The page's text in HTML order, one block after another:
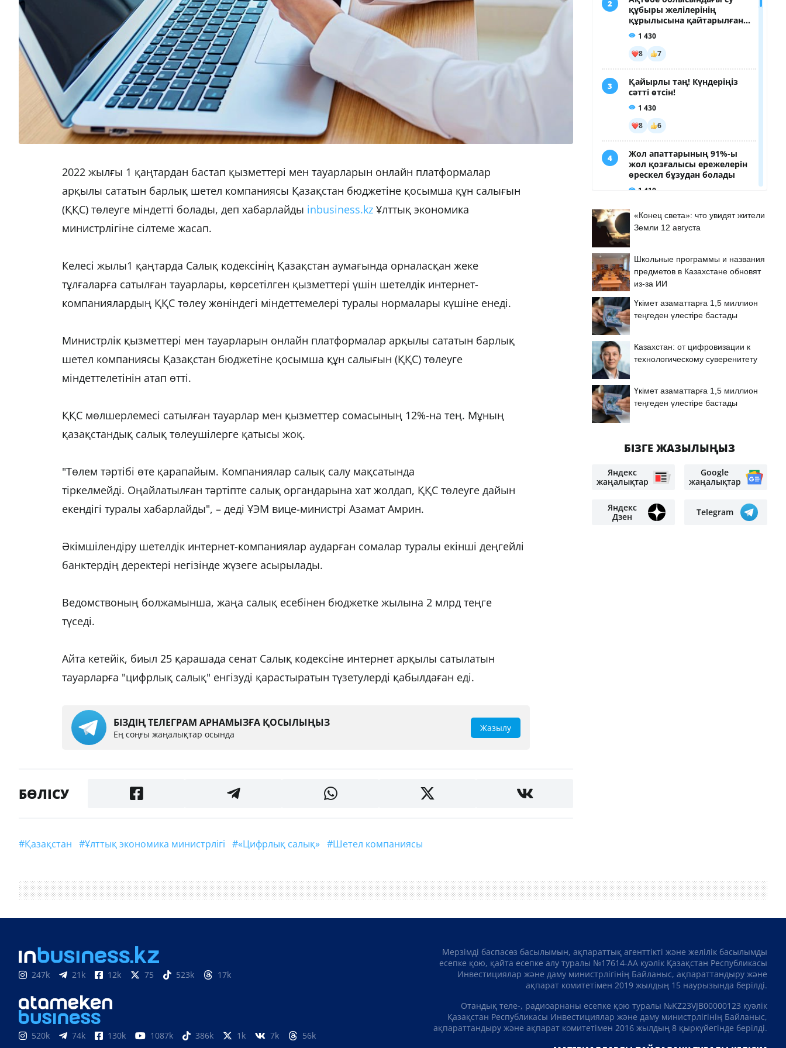
2022 жылғы 1 қаңтардан бастап қызметтері мен тауарларын онлайн платформалар
арқылы сататын барлық шетел компаниясы Қазақстан бюджетіне қосымша құн салығын
(ҚҚС) төлеуге міндетті болады, деп хабарлайды inbusiness.kz Ұлттық экономика
министрлігіне сілтеме жасап.
Келесі жылы1 қаңтарда Салық кодексінің Қазақстан аумағында орналасқан жеке
тұлғаларға сатылған тауарлары, көрсетілген қызметтері үшін шетелдік интернет-
компаниялардың ҚҚС төлеу жөніндегі міндеттемелері туралы нормалары күшіне енеді.
Министрлік қызметтері мен тауарларын онлайн платформалар арқылы сататын барлық
шетел компаниясы Қазақстан бюджетіне қосымша құн салығын (ҚҚС) төлеуге
міндеттелетінін атап өтті.
ҚҚС мөлшерлемесі сатылған тауарлар мен қызметтер сомасының 12%-на тең. Мұның
қазақстандық салық төлеушілерге қатысы жоқ.
"Төлем тәртібі өте қарапайым. Компаниялар салық салу мақсатында
тіркелмейді. Оңайлатылған тәртіпте салық органдарына хат жолдап, ҚҚС төлеуге дайын
екендігі туралы хабарлайды", – деді ҰЭМ вице-министрі Азамат Амрин.
Әкімшілендіру шетелдік интернет-компаниялар аударған сомалар туралы екінші деңгейлі
банктердің деректері негізінде жүзеге асырылады.
Ведомствоның болжамынша, жаңа салық есебінен бюджетке жылына 2 млрд теңге
түседі.
Айта кетейік, биыл 25 қарашада сенат Салық кодексіне интернет арқылы сатылатын
тауарларға "цифрлық салық" енгізуді қарастыратын түзетулерді қабылдаған еді.
БІЗДІҢ ТЕЛЕГРАМ АРНАМЫЗҒА ҚОСЫЛЫҢЫЗ
Ең соңғы жаңалықтар осында
Жазылу
БӨЛІСУ
#Қазақстан #ұлттық экономика министрлігі #«цифрлық салық» #шетел компаниясы
«Конец света»: что увидят жители
Земли 12 августа
Школьные программы и названия
предметов в Казахстане обновят
из-за ИИ
Үкімет азаматтарға 1,5 миллион
теңгеден үлестіре бастады
Казахстан: от цифровизации к
технологическому суверенитету
Үкімет азаматтарға 1,5 миллион
теңгеден үлестіре бастады
БІЗГЕ ЖАЗЫЛЫҢЫЗ
Яндекс
жаңалықтар
Google
жаңалықтар
Яндекс
Дзен
Telegram
247k 21k 12k 75 523k 17k
520k 74k 130k 1087k 386k 1k 7k 56k
Мерзімді баспасөз басылымын, ақпараттық агенттікті және желілік басылымды
есепке қою, қайта есепке алу туралы №17614-АА куәлік Қазақстан Республикасы
Инвестициялар және даму министрлігінің Байланыс, ақпараттандыру және
ақпарат комитетімен 2019 жылдың 15 наурызында берілді.
Отандық теле-, радиоарнаны есепке қою туралы №KZ23VJB00000123 куәлік
Қазақстан Республикасы Инвестициялар және даму министрлігінің Байланыс,
ақпараттандыру және ақпарат комитетімен 2016 жылдың 8 қыркүйегінде берілді.